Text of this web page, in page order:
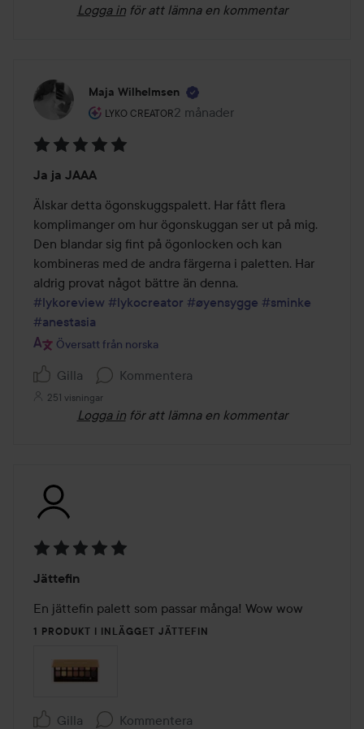
Logga in för att lämna en kommentar
Maja Wilhelmsen
LYKO CREATOR
Användarens roll: Lyko Creator.
2 månader
Inlägget skapades 2 månader
5
av
5
Ja ja JAAA
Älskar detta ögonskuggspalett. Har fått flera
komplimanger om hur ögonskuggan ser ut på mig.
Den blandar sig fint på ögonlocken och kan
kombineras med de andra färgerna i paletten. Har
#lykoreview #lykocreator #øyensygge #sminke
#anestasia
Översatt från norska
Gilla Kommentera
251 visningar
Logga in för att lämna en kommentar
5
av
5
Jättefin
En jättefin palett som passar många! Wow wow
1 PRODUKT I INLÄGGET JÄTTEFIN
Gilla Kommentera